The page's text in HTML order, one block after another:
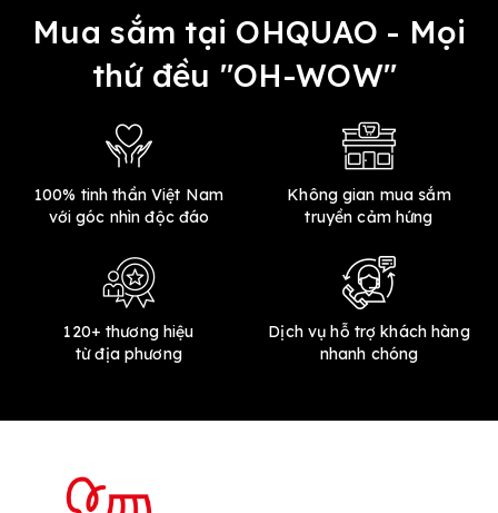
Mua sắm tại OHQUAO - Mọi
thứ đều "OH-WOW"
100% tinh thần Việt Nam
với góc nhìn độc đáo
Không gian mua sắm
truyền cảm hứng
120+ thương hiệu
từ địa phương
Dịch vụ hỗ trợ khách hàng
nhanh chóng